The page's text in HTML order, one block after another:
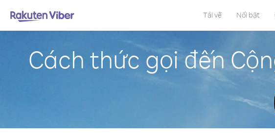
Tải về Nổi bật
Cách thức gọi đến